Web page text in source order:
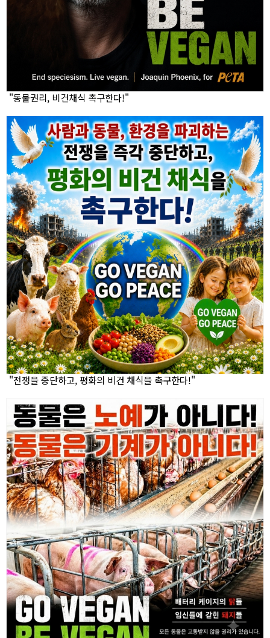
"동물권리, 비건채식 촉구한다!"
"전쟁을 중단하고, 평화의 비건 채식을 촉구한다!"